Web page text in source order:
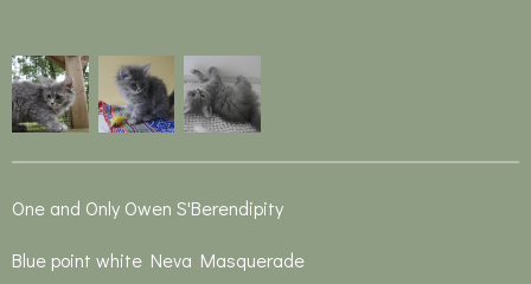
One and Only Owen S'Berendipity
Blue point white Neva Masquerade